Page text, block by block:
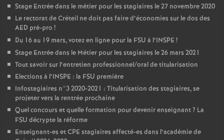
Stage Entrée dans le métier pour les stagiaires le 27 novembre 2020
Le rectorat de Créteil ne doit pas faire d’économies sur le dos des
AED pré-pro !
Du 16 au 19 mars, votez en ligne pour la FSU à l’INSPE !
Stage Entrée dans le Métier pour les stagiaires le 26 mars 2021
Tout savoir sur l’entretien professionnel/oral de titularisation
Elections à l’INSPE : la FSU première
Infostagiaires n°3 2020-2021 : Titularisation des stagiaires, se
projeter vers la rentrée prochaine
Quel concours et quelle formation pour devenir enseignant? La
FSU décrypte la réforme
Enseignant-es etCPE stagiaires affecté-es dans l’académie de